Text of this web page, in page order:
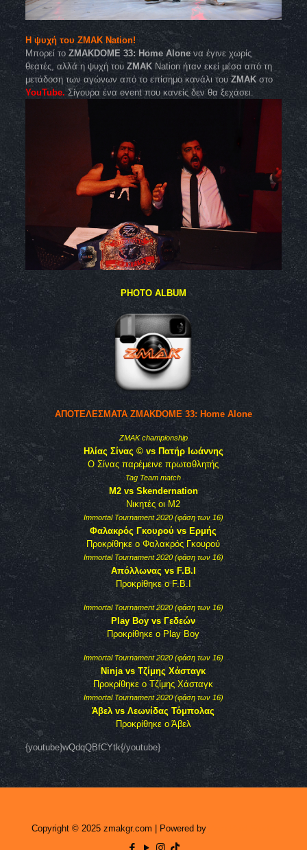
Η ψυχή του ZMAK Nation!
Μπορεί το ZMAKDOME 33: Home Aloneνα έγινε χωρίς
θεατές, αλλά η ψυχή του ZMAKNation ήταν εκεί μέσα από τη
μετάδοση των αγώνων από το επίσημο κανάλι τουZMAKστο
YouTube. Σίγουρα ένα event που κανείς δεν θα ξεχάσει.
PHOTO ALBUM
ΑΠΟΤΕΛΕΣΜΑΤΑ ZMAKDOME 33: Home Alone
ZMAK championship
Ηλίας Σίνας © vs Πατήρ Ιωάννης
Ο Σίνας παρέμεινε πρωταθλητής
Tag Team match
M2 vs Skendernation
Νικητές οι M2
Immortal Tournament 2020 (φάση των 16)
Φαλακρός Γκουρού vs Ερμής
Προκρίθηκε ο Φαλακρός Γκουρού
Immortal Tournament 2020 (φάση των 16)
Απόλλωνας vs F.B.I
Προκρίθηκε ο F.B.I
Immortal Tournament 2020 (φάση των 16)
Play Boy vs Γεδεών
Προκρίθηκε ο Play Boy
Immortal Tournament 2020 (φάση των 16)
Ninja vs Τζίμης Χάσταγκ
Προκρίθηκε ο Τζίμης Χάσταγκ
Immortal Tournament 2020 (φάση των 16)
Άβελ vs Λεωνίδας Τόμπολας
Προκρίθηκε ο Άβελ
{youtube}wQdqQBfCYtk{/youtube}
Copyright © 2025 zmakgr.com | Powered by